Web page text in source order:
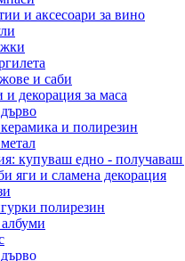
и аксесоари за вино
и саби
декорация за маса
и полирезин
купуваш едно - получаваш
яги и сламена декорация
полирезин